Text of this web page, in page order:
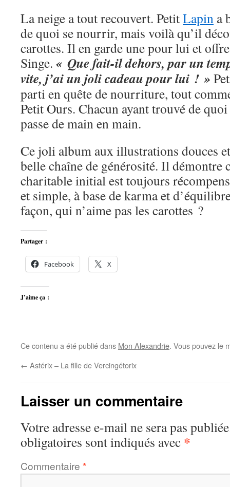
La neige a tout recouvert. PetitLapin a
de quoi se nourrir, mais voilà qu’il
carottes. Il en garde une pour lui et
Singe. « Que fait-il dehors, par un
vite, j’ai un joli cadeau pour lui ! »
parti en quête de nourriture, tout
Petit Ours. Chacun ayant trouvé de
passe de main en main.
Ce joli album aux illustrations douces
belle chaîne de générosité. Il démontre
charitable initial est toujours
et simple, à base de karma et
façon, qui n’aime pas les carottes ?
Partager :
Facebook X
J’aime ça :
Ce contenu a été publié dans Mon Alexandrie. Vous pouvez le
← Astérix – La fille de Vercingétorix
Laisser un commentaire
Votre adresse e-mail ne sera pas
obligatoires sont indiqués avec *
Commentaire *